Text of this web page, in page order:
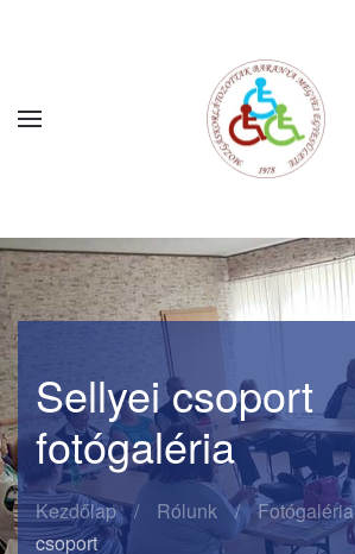
Sellyei csoport
fotógaléria
Kezdőlap Rólunk Fotógaléria
csoport